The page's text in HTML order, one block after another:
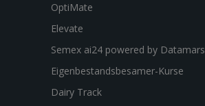
OptiMate
Elevate
Semex ai24 powered by Datamars
Eigenbestandsbesamer-Kurse
Dairy Track